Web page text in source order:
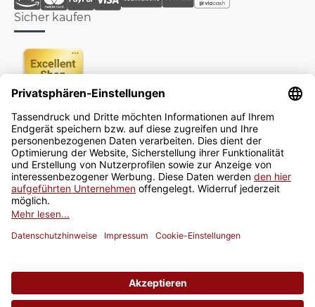
Sicher kaufen
Newsletter